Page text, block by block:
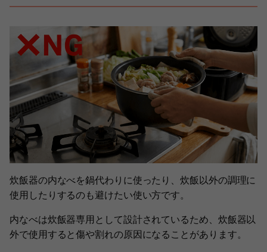
炊飯器の内なべを鍋代わりに使ったり、炊飯以外の調理に
使用したりするのも避けたい使い方です。
内なべは炊飯器専用として設計されているため、炊飯器以
外で使用すると傷や割れの原因になることがあります。